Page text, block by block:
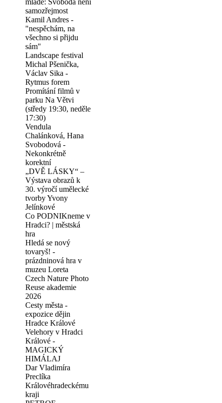
samozřejmost
Kamil Andres -
"nespěchám, na
všechno si přijdu
sám"
Landscape festival
Michal Pšenička,
Václav Sika -
Rytmus forem
Promítání filmů v
parku Na Větvi
(středy 19:30, neděle
17:30)
Vendula
Chalánková, Hana
Svobodová -
Nekonkrétně
korektní
„DVĚ LÁSKY“ –
Výstava obrazů k
30. výročí umělecké
tvorby Yvony
Jelínkové
Co PODNIKneme v
Hradci? | městská
hra
Hledá se nový
tovaryš! -
prázdninová hra v
muzeu Loreta
Czech Nature Photo
Reuse akademie
2026
Cesty města -
expozice dějin
Hradce Králové
Velehory v Hradci
Králové -
MAGICKÝ
HIMÁLAJ
Dar Vladimíra
Preclíka
Královéhradeckému
kraji